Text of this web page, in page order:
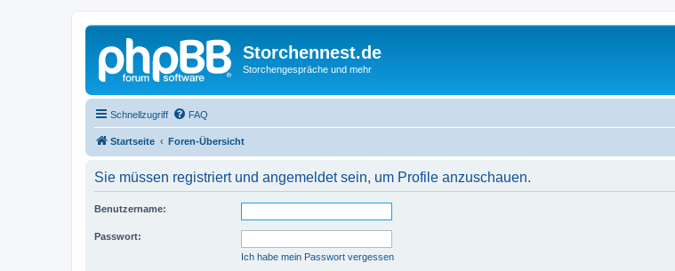
Storchennest.de
Storchengespräche und mehr
Schnellzugriff FAQ
Startseite Foren-Übersicht
Sie müssen registriert und angemeldet sein, um Profile anzuschauen.
Benutzername:
Passwort:
Ich habe mein Passwort vergessen